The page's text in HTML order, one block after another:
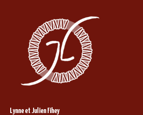
Lynne et Julien Fihey